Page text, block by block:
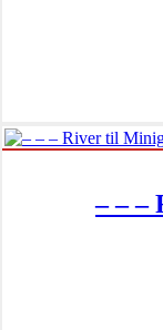
– – –